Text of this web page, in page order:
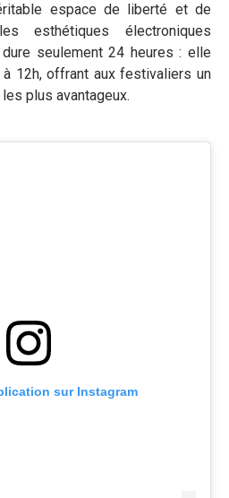
espace de liberté et de
esthétiques électroniques
dure seulement 24 heures : elle
12h, offrant aux festivaliers un
plus avantageux.
sur Instagram